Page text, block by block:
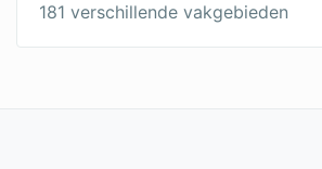
181 verschillende vakgebieden